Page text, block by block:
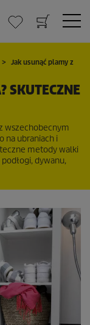
Jak usunąć plamy z
SKUTECZNE
wszechobecnym
na ubraniach i
metody walki
dywanu,